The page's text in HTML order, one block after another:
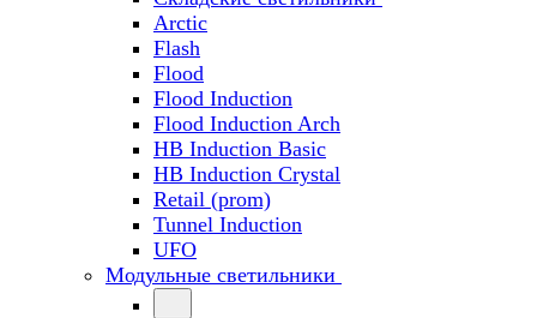
Arctic
Flash
Flood
Flood Induction
Flood Induction Arch
HB Induction Basic
HB Induction Crystal
Retail (prom)
Tunnel Induction
UFO
Модульные светильники